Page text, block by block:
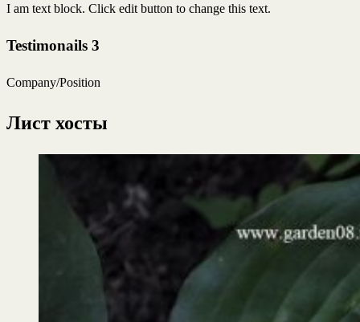
I am text block. Click edit button to change this text.
Testimonails 3
Company/Position
Лист хосты